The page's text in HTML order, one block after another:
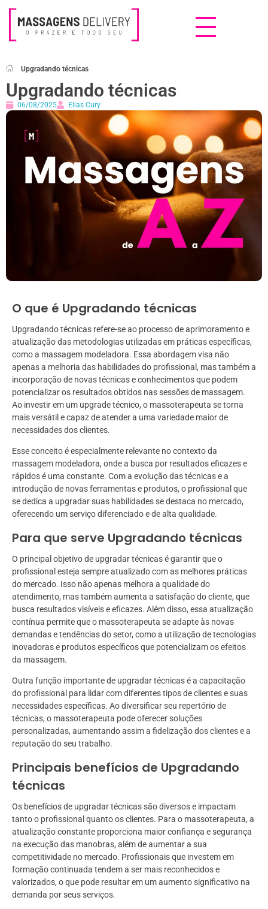
Upgradando técnicas
Upgradando técnicas
06/08/2025 Elias Cury
O que é Upgradando técnicas
Upgradando técnicas refere-se ao processo de aprimoramento e
atualização das metodologias utilizadas em práticas específicas,
como a massagem modeladora. Essa abordagem visa não
apenas a melhoria das habilidades do profissional, mas também a
incorporação de novas técnicas e conhecimentos que podem
potencializar os resultados obtidos nas sessões de massagem.
Ao investir em um upgrade técnico, o massoterapeuta se torna
mais versátil e capaz de atender a uma variedade maior de
necessidades dos clientes.
Esse conceito é especialmente relevante no contexto da
massagem modeladora, onde a busca por resultados eficazes e
rápidos é uma constante. Com a evolução das técnicas e a
introdução de novas ferramentas e produtos, o profissional que
se dedica a upgradar suas habilidades se destaca no mercado,
oferecendo um serviço diferenciado e de alta qualidade.
Para que serve Upgradando técnicas
O principal objetivo de upgradar técnicas é garantir que o
profissional esteja sempre atualizado com as melhores práticas
do mercado. Isso não apenas melhora a qualidade do
atendimento, mas também aumenta a satisfação do cliente, que
busca resultados visíveis e eficazes. Além disso, essa atualização
contínua permite que o massoterapeuta se adapte às novas
demandas e tendências do setor, como a utilização de tecnologias
inovadoras e produtos específicos que potencializam os efeitos
da massagem.
Outra função importante de upgradar técnicas é a capacitação
do profissional para lidar com diferentes tipos de clientes e suas
necessidades específicas. Ao diversificar seu repertório de
técnicas, o massoterapeuta pode oferecer soluções
personalizadas, aumentando assim a fidelização dos clientes e a
reputação do seu trabalho.
Principais benefícios de Upgradando
técnicas
Os benefícios de upgradar técnicas são diversos e impactam
tanto o profissional quanto os clientes. Para o massoterapeuta, a
atualização constante proporciona maior confiança e segurança
na execução das manobras, além de aumentar a sua
competitividade no mercado. Profissionais que investem em
formação continuada tendem a ser mais reconhecidos e
valorizados, o que pode resultar em um aumento significativo na
demanda por seus serviços.